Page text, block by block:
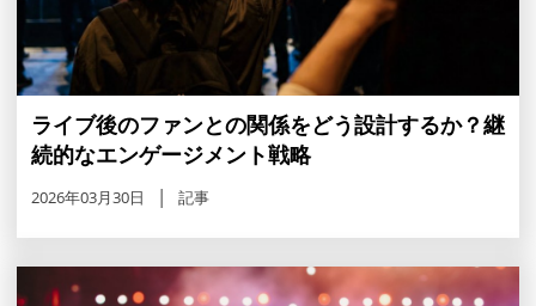
ライブ後のファンとの関係をどう設計するか？継
続的なエンゲージメント戦略
2026年03月30日 記事